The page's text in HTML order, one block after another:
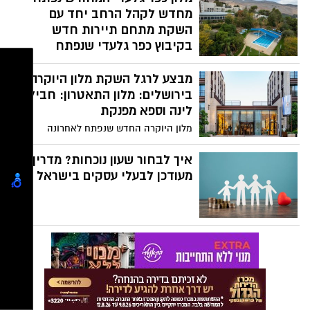
שמחפשים לנשום, לעצור ולפנק את עצמם
מחדש לקהל הרחב יחד עם
השקת מתחם תיירות חדש
בקיבוץ כפר גלעדי שנפתח
בהשקעה הנאמדת בכ 5 מיליון
ש"ח
לאחר תקופה ממושכת של סגירת מלון כפר
גלעדי, למשך כשנה וחצי, בשל המלחמה,
פותח המלון הממוקם בקיבוץ כפר גלעדי,
מבצע לרגל השקת מלון היוקרה
בירושלים: מלון התאטרון: חבילת
לינה וספא מפנקת
מלון היוקרה החדש שנפתח לאחרונה
Gallery של קבוצת אקור הצרפתית, יוצא
במבצע השקה במסגרתו מציע חבילת היכרות
איך לבחור שעון נוכחות? מדריך
מעודכן לבעלי עסקים בישראל